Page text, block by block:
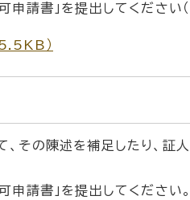
請書」を提出してください（
）
その陳述を補足したり、証人
申請書」を提出してください。